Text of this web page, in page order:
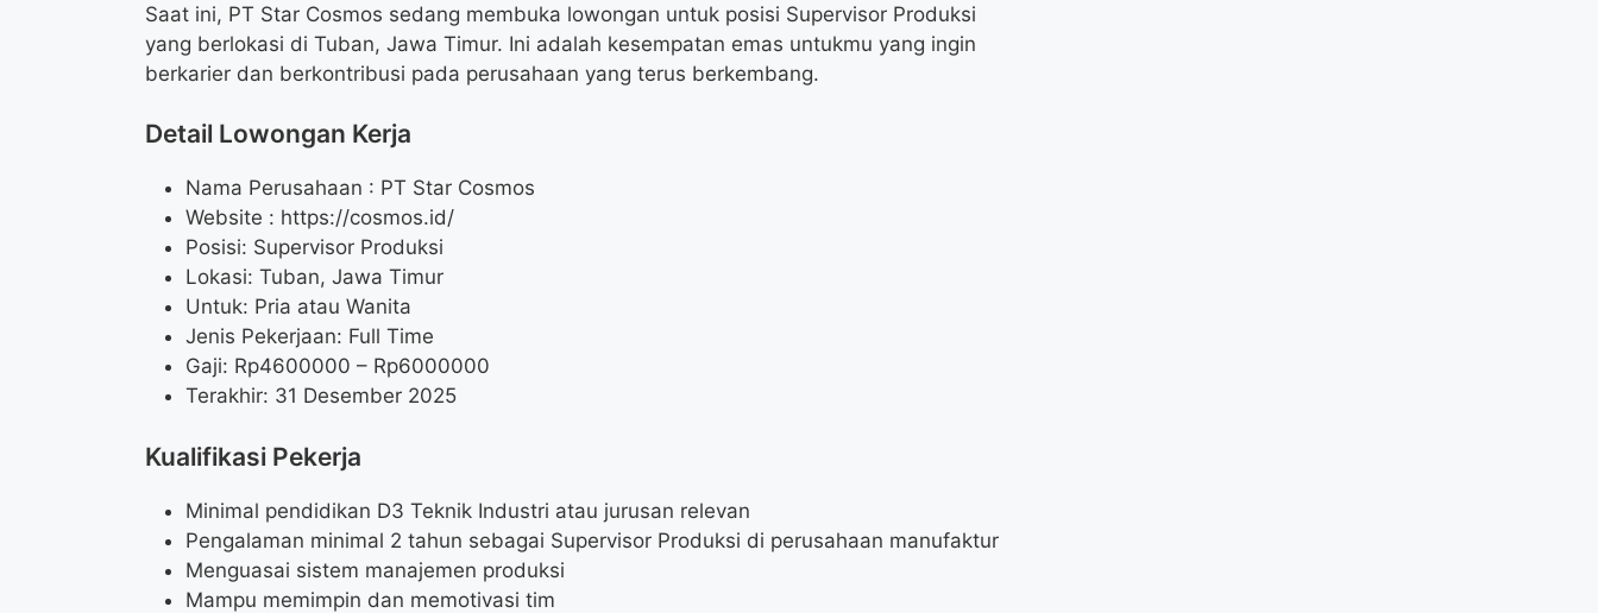
Saat ini, PT Star Cosmos sedang membuka lowongan untuk posisi Supervisor Produksi
yang berlokasi di Tuban, Jawa Timur. Ini adalah kesempatan emas untukmu yang ingin
berkarier dan berkontribusi pada perusahaan yang terus berkembang.
Detail Lowongan Kerja
Nama Perusahaan : PT Star Cosmos
Website : https://cosmos.id/
Posisi: Supervisor Produksi
Lokasi: Tuban, Jawa Timur
Untuk: Pria atau Wanita
Jenis Pekerjaan: Full Time
Gaji: Rp4600000 – Rp6000000
Terakhir: 31 Desember 2025
Kualifikasi Pekerja
Minimal pendidikan D3 Teknik Industri atau jurusan relevan
Pengalaman minimal 2 tahun sebagai Supervisor Produksi di perusahaan manufaktur
Menguasai sistem manajemen produksi
Mampu memimpin dan memotivasi tim